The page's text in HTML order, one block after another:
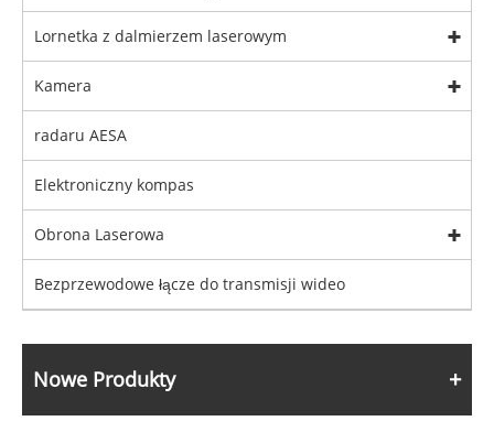
Lornetka z dalmierzem laserowym
Kamera
radaru AESA
Elektroniczny kompas
Obrona Laserowa
Bezprzewodowe łącze do transmisji wideo
Nowe Produkty